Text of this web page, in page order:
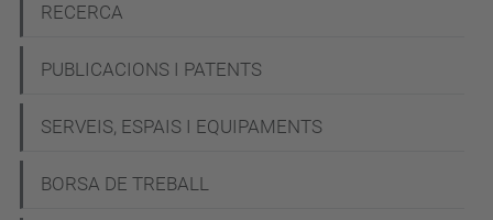
g
a
i
ó
RECERCA
PUBLICACIONS I PATENTS
SERVEIS, ESPAIS I EQUIPAMENTS
BORSA DE TREBALL